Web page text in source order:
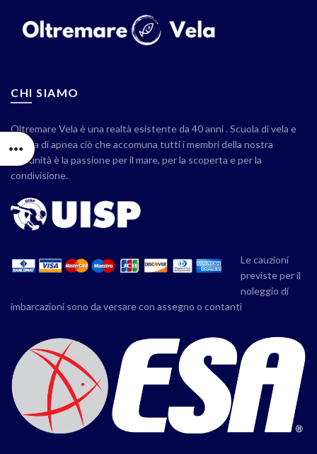
CHI SIAMO
Oltremare Vela è una realtà esistente da 40 anni . Scuola di vela e
scuola di apnea ciò che accomuna tutti i membri della nostra
comunità è la passione per il mare, per la scoperta e per la
condivisione.
Le cauzioni
previste per il
noleggio di
imbarcazioni sono da versare con assegno o contanti